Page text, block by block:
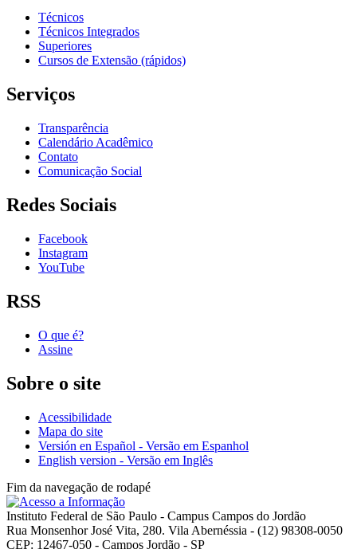
Técnicos
Técnicos Integrados
Superiores
Cursos de Extensão (rápidos)
Serviços
Transparência
Calendário Acadêmico
Contato
Comunicação Social
Redes Sociais
Facebook
Instagram
YouTube
RSS
O que é?
Assine
Sobre o site
Acessibilidade
Mapa do site
Versión en Español - Versão em Espanhol
English version - Versão em Inglês
Fim da navegação de rodapé
Instituto Federal de São Paulo - Campus Campos do Jordão
Rua Monsenhor José Vita, 280. Vila Abernéssia - (12) 98308-0050
CEP: 12467-050 - Campos Jordão - SP